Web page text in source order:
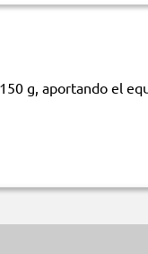
g, aportando el